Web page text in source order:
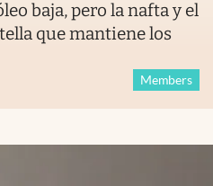
baja, pero la nafta y el
que mantiene los
Members